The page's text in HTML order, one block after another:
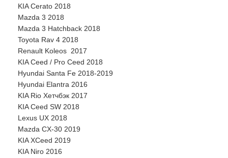
KIA Cerato 2018
Mazda 3 2018
Mazda 3 Hatchback 2018
Toyota Rav 4 2018
Renault Koleos 2017
KIA Ceed / Pro Ceed 2018
Hyundai Santa Fe 2018-2019
Hyundai Elantra 2016
KIA Rio Хетчбэк 2017
KIA Ceed SW 2018
Lexus UX 2018
Mazda CX-30 2019
KIA XCeed 2019
KIA Niro 2016